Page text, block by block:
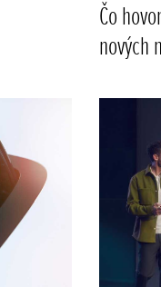
Čo
nových